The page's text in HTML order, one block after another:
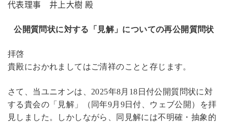
代表理事 井上大樹 殿
公開質問状に対する「見解」についての再公開質問状
拝啓
貴殿におかれましてはご清祥のことと存じます。
さて、当ユニオンは、 2025年8月 18 日付公開質問状に対
する貴会の「見解」（同年9月 9日付、ウェブ公開）を拝
見しました。しかしながら、同見解には不明確・抽象的